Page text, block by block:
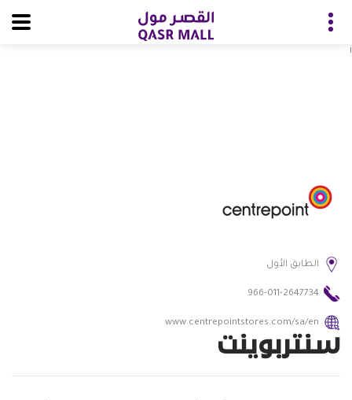
i
الطابق الأول
966-011-2647734
www.centrepointstores.com/sa/en
سنتربوينت